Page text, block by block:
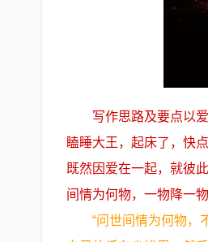
写作思路及要点以
瞌睡大王，起床了，快
既然因爱在一起，就彼
间情为何物，一物降一
“问世间情为何物，